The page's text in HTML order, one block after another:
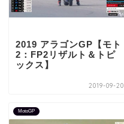
2019 アラゴンGP【モト
2：FP2リザルト＆トピ
ックス】
2019-09-20
MotoGP